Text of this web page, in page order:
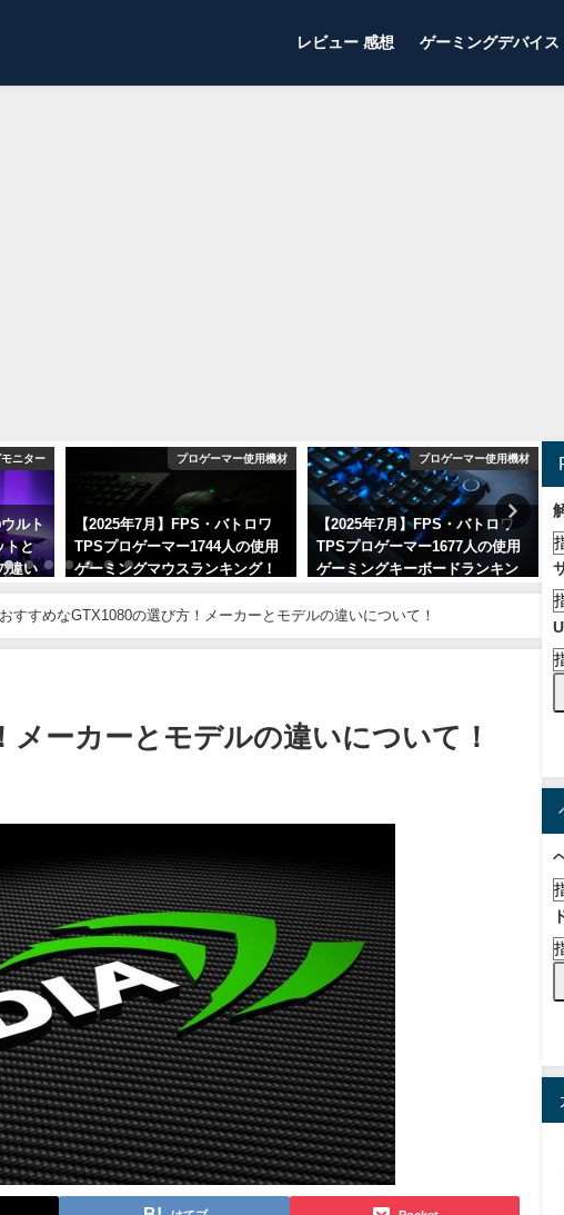
レビュー 感想 ゲーミングデバイス
ニター
ウルト
トと
違い
プロゲーマー使用機材
【2025年7月】FPS・バトロワ
TPSプロゲーマー1744人の使用
ゲーミングマウスランキング！
人気メーカーとモデルを紹介！
2025年7月2日
プロゲーマー使用機材
【2025年7月】FPS・バトロワ
TPSプロゲーマー1677人の使用
ゲーミングキーボードランキン
グ！人気メーカーとモデルを紹
介！
おすすめなGTX1080の選び方！メーカーとモデルの違いについて！
ーカーとモデルの違いについて！